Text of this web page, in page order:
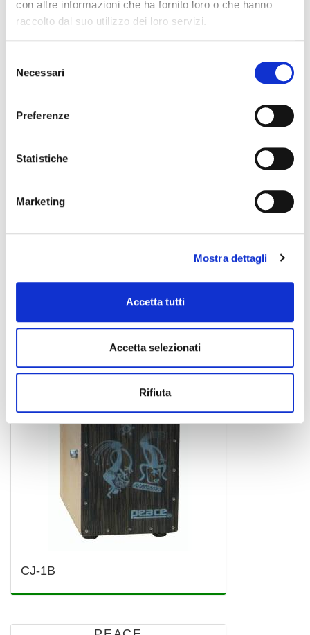
con altre informazioni che ha fornito loro o che hanno
raccolto dal suo utilizzo dei loro servizi.
delNecessari
Preferenze
Statistiche
Marketing
Mostra dettagli
Accetta tutti
Accetta selezionati
Rifiuta
PEACE
PEACE
CJ-1B